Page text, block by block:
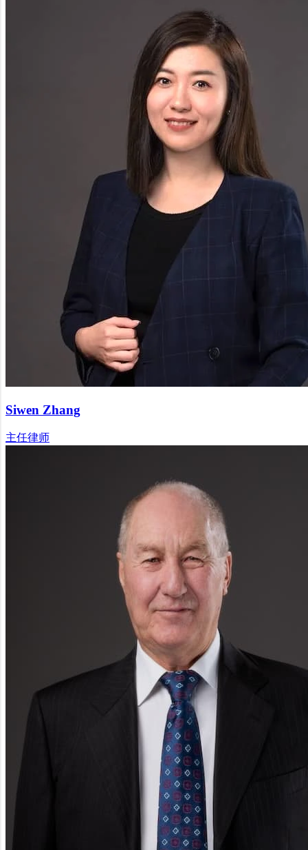
Siwen Zhang
主任律师